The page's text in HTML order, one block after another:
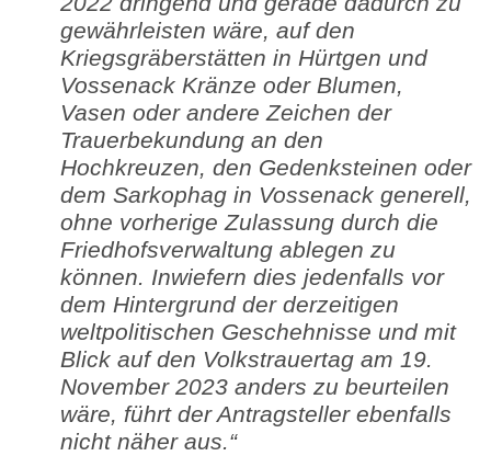
gewährleisten wäre, auf den
Kriegsgräberstätten in Hürtgen und
Vossenack Kränze oder Blumen,
Vasen oder andere Zeichen der
Trauerbekundung an den
Hochkreuzen, den Gedenksteinen oder
dem Sarkophag in Vossenack generell,
ohne vorherige Zulassung durch die
Friedhofsverwaltung ablegen zu
können. Inwiefern dies jedenfalls vor
dem Hintergrund der derzeitigen
weltpolitischen Geschehnisse und mit
Blick auf den Volkstrauertag am 19.
November 2023 anders zu beurteilen
wäre, führt der Antragsteller ebenfalls
nicht näher aus.“